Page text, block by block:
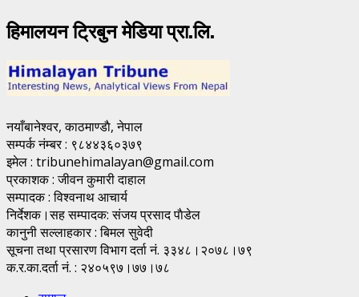
हिमालयन ट्रिबुन मेडिया प्रा.लि.
नयाँबानेश्वर, काठमाण्डाै, नेपाल
सम्पर्क नंम्बर : ९८४४३६०३७९
इमेल : tribunehimalayan@gmail.com
प्रकाशक : जीवन कुमारी दाहाल
सम्पादक : विश्वनाथ आचार्य
निर्देशक।सह सम्पादक: संजय प्रसाद पाैडेल
कानुनी सल्लाहकार : बिमल सुवेदी
सूचना तथा प्रसारण विभाग दर्ता नं. ३३४८।२०७८।७९
क.र.का.दर्ता नं. : २४०५९७।७७।७८